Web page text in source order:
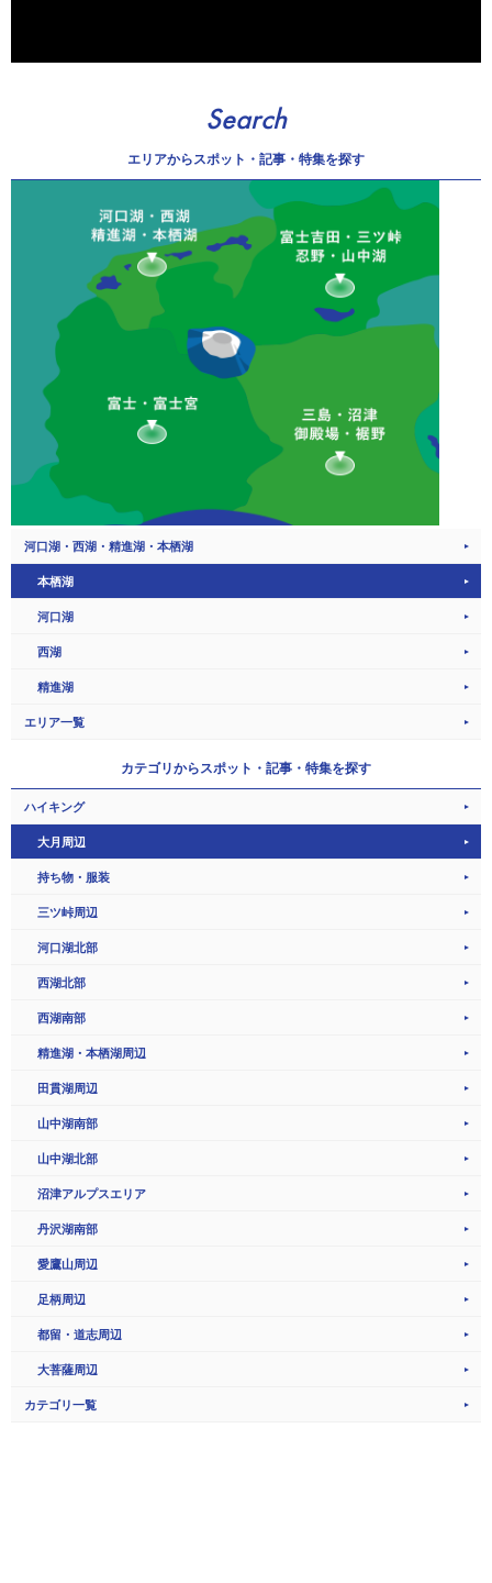
Search
エリアからスポット・記事・特集を探す
河口湖・西湖・精進湖・本栖湖
本栖湖
河口湖
西湖
精進湖
エリア一覧
カテゴリからスポット・記事・特集を探す
ハイキング
大月周辺
持ち物・服装
三ツ峠周辺
河口湖北部
西湖北部
西湖南部
精進湖・本栖湖周辺
田貫湖周辺
山中湖南部
山中湖北部
沼津アルプスエリア
丹沢湖南部
愛鷹山周辺
足柄周辺
都留・道志周辺
大菩薩周辺
カテゴリ一覧